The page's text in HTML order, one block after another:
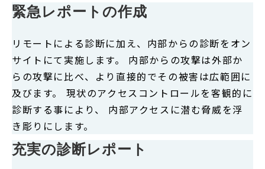
緊急レポートの作成
リモートによる診断に加え、内部からの診断をオン
サイトにて実施します。 内部からの攻撃は外部か
らの攻撃に比べ、より直接的でその被害は広範囲に
及びます。 現状のアクセスコントロールを客観的に
診断する事により、 内部アクセスに潜む脅威を浮
き彫りにします。
充実の診断レポート